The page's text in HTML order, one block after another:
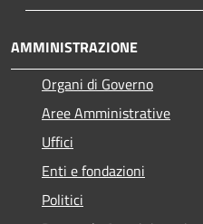
AMMINISTRAZIONE
Organi di Governo
Aree Amministrative
Uffici
Enti e fondazioni
Politici